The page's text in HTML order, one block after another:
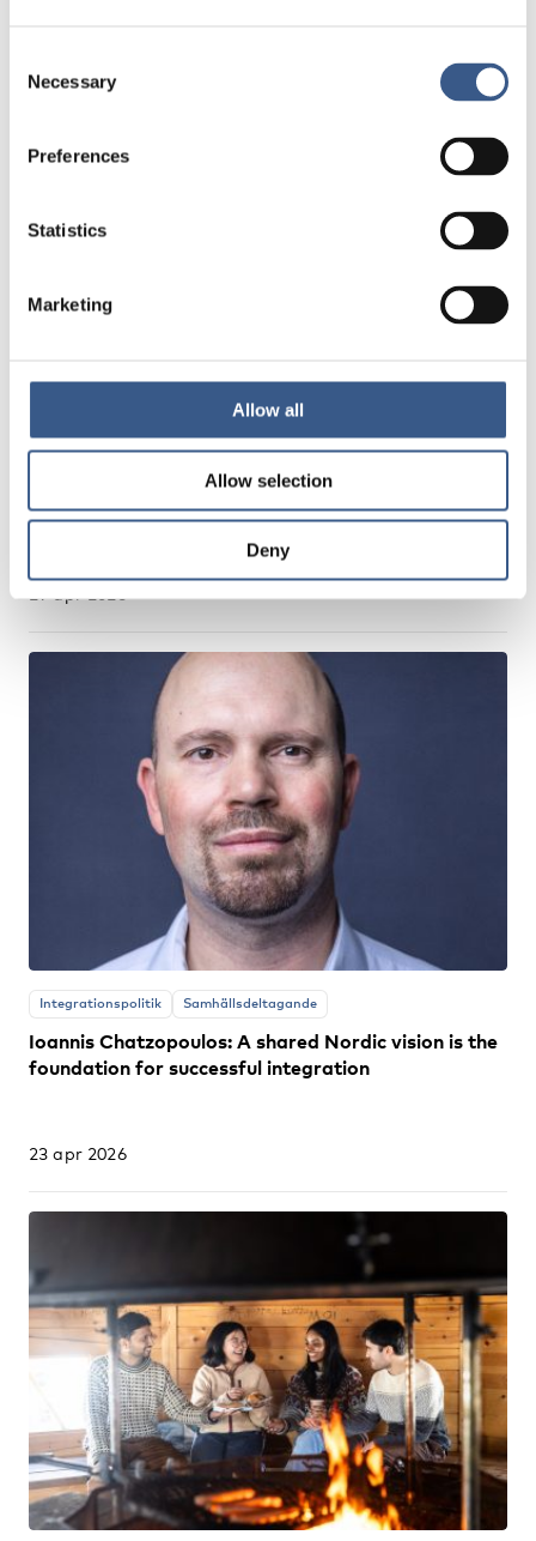
Selection
Necessary
Preferences
Statistics
Marketing
Allow all
Allow selection
Deny
Allmänt
Välkommen till vår nya webbplats
Integrationspolitik Samhällsdeltagande
Ioannis Chatzopoulos: A shared Nordic vision is the
foundation for successful integration
23 apr 2026